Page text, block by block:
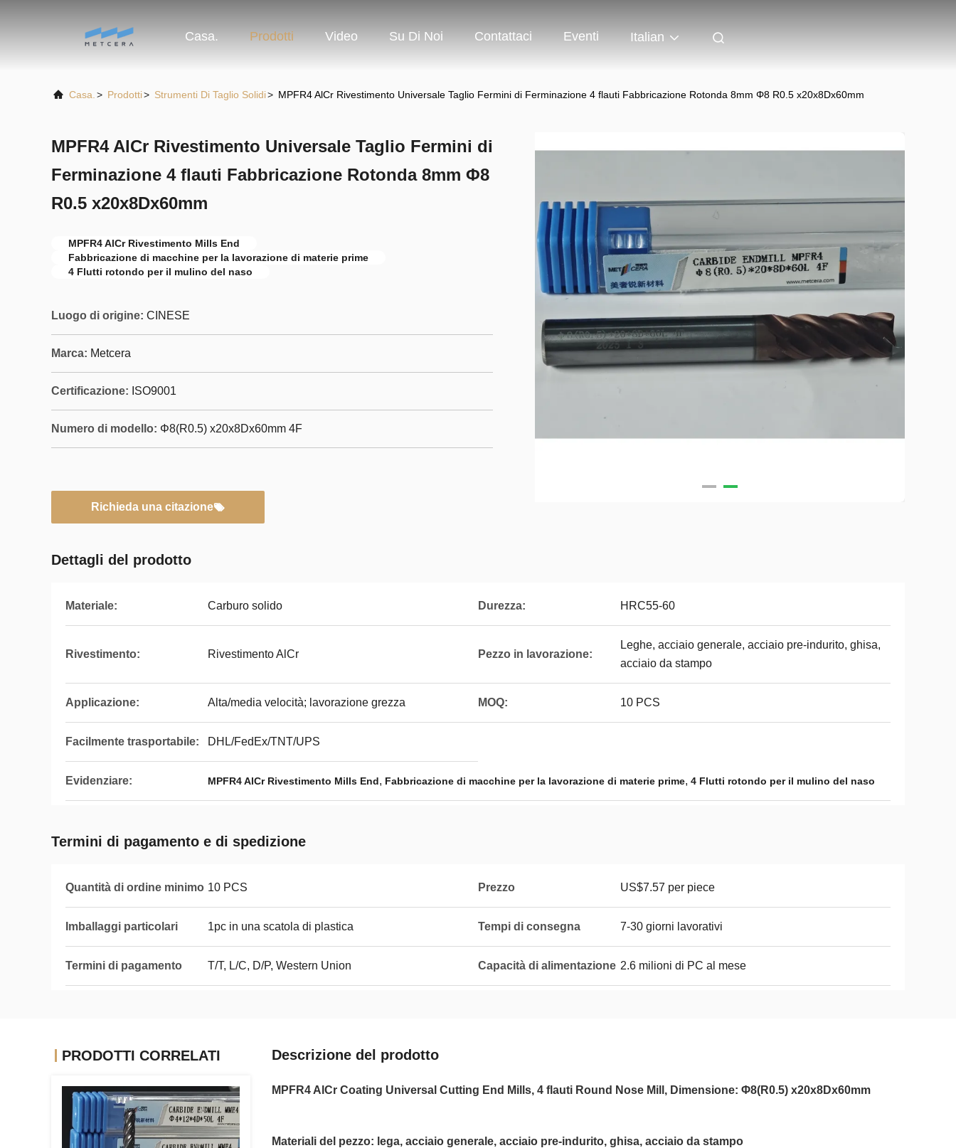
Casa. Prodotti Video Su Di Noi Contattaci Eventi Italian
Casa. > Prodotti> Strumenti Di Taglio Solidi> MPFR4 AlCr Rivestimento Universale Taglio Fermini di Ferminazione 4 flauti Fabbricazione Rotonda 8mm Φ8 R0.5 x20x8Dx60mm
MPFR4 AlCr Rivestimento Universale Taglio Fermini di
Ferminazione 4 flauti Fabbricazione Rotonda 8mm Φ8
R0.5 x20x8Dx60mm
MPFR4 AlCr Rivestimento Mills End
Fabbricazione di macchine per la lavorazione di materie prime
4 Flutti rotondo per il mulino del naso
Luogo di origine: CINESE
Marca: Metcera
Certificazione: ISO9001
Numero di modello: Φ8(R0.5) x20x8Dx60mm 4F
Richieda una citazione
Dettagli del prodotto
Materiale: Carburo solido Durezza: HRC55-60
Rivestimento: Rivestimento AlCr Pezzo in lavorazione:
Leghe, acciaio generale, acciaio pre-indurito, ghisa,
acciaio da stampo
Applicazione: Alta/media velocità; lavorazione grezza MOQ: 10 PCS
Facilmente trasportabile: DHL/FedEx/TNT/UPS
Evidenziare: MPFR4 AlCr Rivestimento Mills End, Fabbricazione di macchine per la lavorazione di materie prime, 4 Flutti rotondo per il mulino del naso
Termini di pagamento e di spedizione
Quantità di ordine minimo 10 PCS Prezzo US$7.57 per piece
Imballaggi particolari 1pc in una scatola di plastica Tempi di consegna 7-30 giorni lavorativi
Termini di pagamento T/T, L/C, D/P, Western Union Capacità di alimentazione 2.6 milioni di PC al mese
PRODOTTI CORRELATI Descrizione del prodotto
MPFR4 AlCr Coating Universal Cutting End Mills, 4 flauti Round Nose Mill, Dimensione: Φ8(R0.5) x20x8Dx60mm
Materiali del pezzo: lega, acciaio generale, acciaio pre-indurito, ghisa, acciaio da stampo